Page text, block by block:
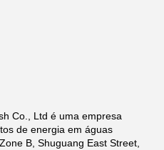
Co., Ltd é uma empresa
de energia em águas
B, Shuguang East Street,